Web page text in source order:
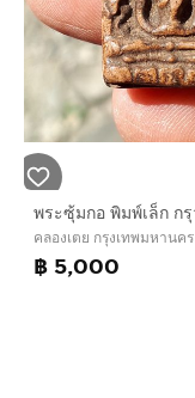
คลองเตย กรุงเทพมหานคร
฿ 5,000